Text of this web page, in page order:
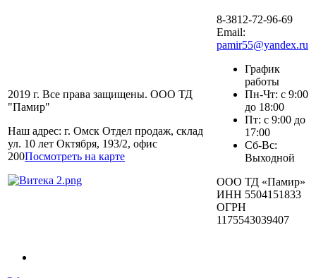
2019 г. Все права защищены. ООО ТД
"Памир"
Наш адрес: г. Омск Отдел продаж, склад
ул. 10 лет Октября, 193/2, офис
200Посмотреть на карте
8-3812-72-96-69
Email:
pamir55@yandex.ru
График
работы
Пн-Чт: с 9:00
до 18:00
Пт: с 9:00 до
17:00
Сб-Вс:
Выходной
ООО ТД «Памир»
ИНН 5504151833
ОГРН
1175543039407